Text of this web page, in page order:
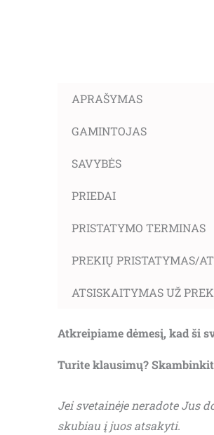
APRAŠYMAS
GAMINTOJAS
SAVYBĖS
PRIEDAI
PRISTATYMO TERMINAS
PREKIŲ PRISTATYMAS/
ATSISKAITYMAS UŽ
Atkreipiame dėmesį, kad ši
Turite klausimų?
Jei svetainėje neradote Jus
skubiau į juos atsakyti.